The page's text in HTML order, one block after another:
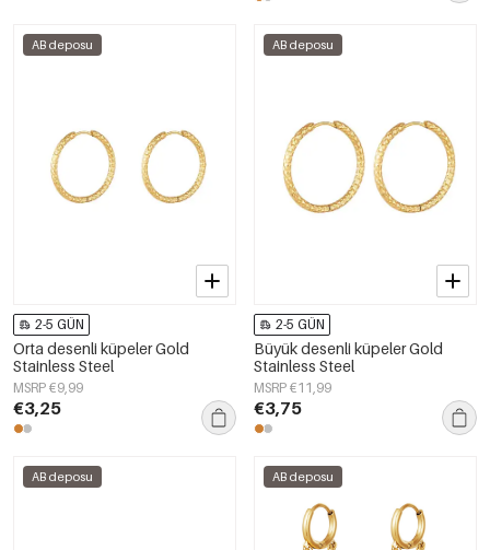
AB deposu
2-5 GÜN
Orta desenli küpeler Gold
Stainless Steel
MSRP €9,99
€3,25
AB deposu
2-5 GÜN
Büyük desenli küpeler Gold
Stainless Steel
MSRP €11,99
€3,75
AB deposu AB deposu